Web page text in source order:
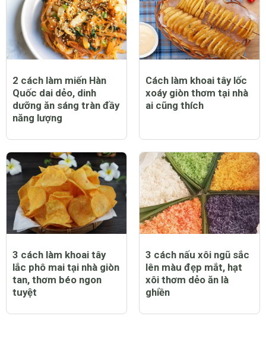
2 cách làm miến Hàn
Quốc dai dẻo, dinh
dưỡng ăn sáng tràn đầy
năng lượng
Cách làm khoai tây lốc
xoáy giòn thơm tại nhà
ai cũng thích
3 cách làm khoai tây
lắc phô mai tại nhà giòn
tan, thơm béo ngon
tuyệt
3 cách nấu xôi ngũ sắc
lên màu đẹp mắt, hạt
xôi thơm dẻo ăn là
ghiền